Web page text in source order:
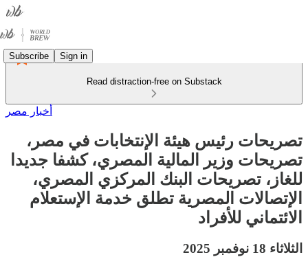
Subscribe Sign in
Read distraction-free on Substack
أخبار مصر
تصريحات رئيس هيئة الإنتخابات في مصر،
تصريحات وزير المالية المصري، كشفا جديدا
للغاز، تصريحات البنك المركزي المصري،
الإتصالات المصرية تطلق خدمة الإستعلام
الائتماني للأفراد
الثلاثاء 18 نوفمبر 2025